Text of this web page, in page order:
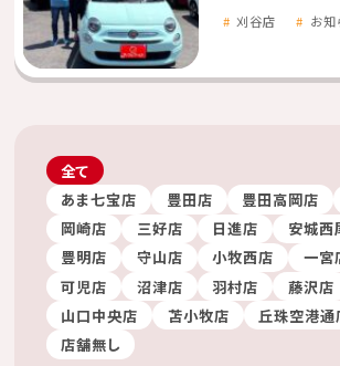
刈谷店 お知
全て
あま七宝店
豊田店 豊田高岡店
岡崎店
三好店 日進店
安城西
豊明店
守山店 小牧西店 一宮
可児店
沼津店 羽村店 藤沢店
山口中央店
苫小牧店
丘珠空港通
店舗無し